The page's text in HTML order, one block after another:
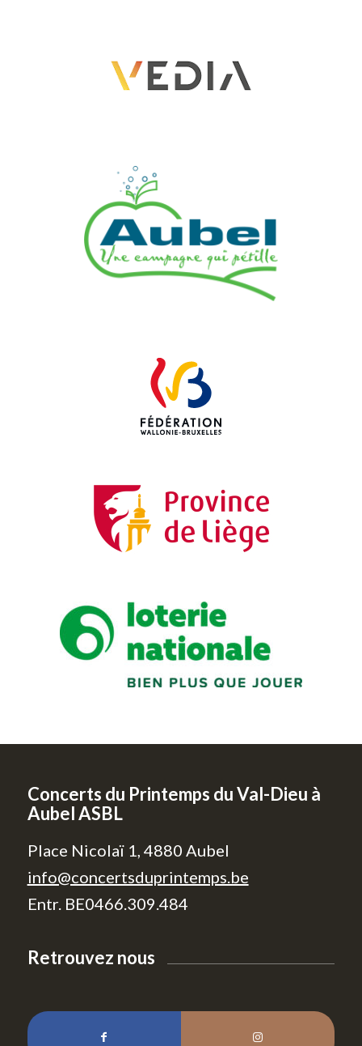
Concerts du Printemps du Val-Dieu à
Aubel ASBL
Place Nicolaï 1, 4880 Aubel
info@concertsduprintemps.be
Entr. BE0466.309.484
Retrouvez nous